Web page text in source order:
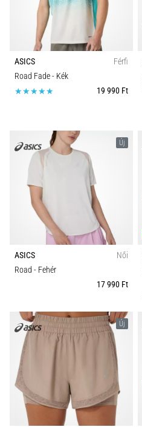
ASICS
Férfi
Road Fade- Kék
19 990 Ft
Új
ASICS
Női
Road - Fehér
17 990 Ft
Új